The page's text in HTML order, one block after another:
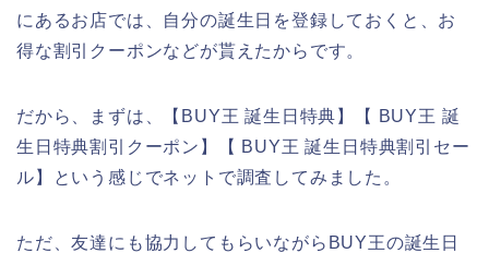
にあるお店では、自分の誕生日を登録しておくと、お
得な割引クーポンなどが貰えたからです。
だから、まずは、【BUY王 誕生日特典】【 BUY王 誕
生日特典割引クーポン】【 BUY王 誕生日特典割引セー
ル】という感じでネットで調査してみました。
ただ、友達にも協力してもらいながらBUY王の誕生日